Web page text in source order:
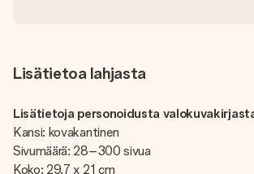
Lisätietoa lahjasta
Lisätietoja personoidusta
Kansi: kovakantinen
Sivumäärä: 28–300 sivua
Koko: 29.7 x 21 cm